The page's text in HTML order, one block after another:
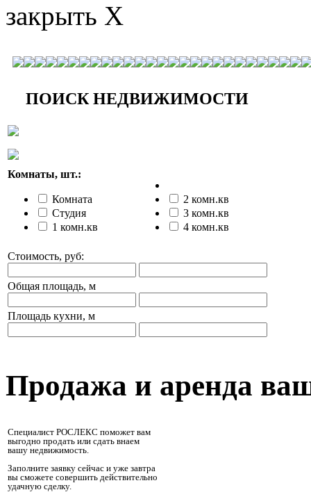
закрыть X
ПОИСК НЕДВИЖИМОСТИ
Комнаты, шт.:
Комната
Студия
1 комн.кв
2 комн.кв
3 комн.кв
4 комн.кв
Стоимость, руб:
Общая площадь, м
Площадь кухни, м
Продажа и аренда
Специалист РОСЛЕКС поможет вам
выгодно продать или сдать внаем
вашу недвижимость.
Заполните заявку сейчас и уже завтра
вы сможете совершить действительно
удачную сделку.